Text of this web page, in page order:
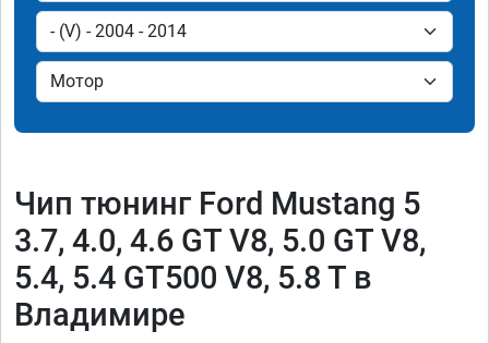
Чип тюнинг Ford Mustang 5
3.7, 4.0, 4.6 GT V8, 5.0 GT V8,
5.4, 5.4 GT500 V8, 5.8 T в
Владимире